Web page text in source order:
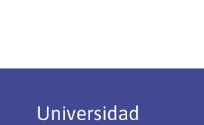
Universidad